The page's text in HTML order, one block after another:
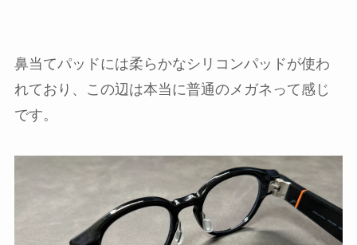
鼻当てパッドには柔らかなシリコンパッドが使わ
れており、この辺は本当に普通のメガネって感じ
です。